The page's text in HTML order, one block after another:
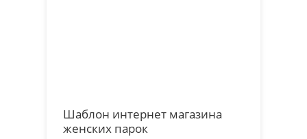
Шаблон интернет магазина
женских парок